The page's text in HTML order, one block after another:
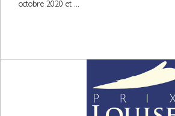
octobre 2020 et ...